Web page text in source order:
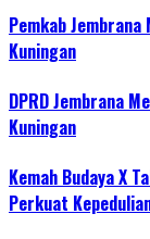
Pemkab
Kuningan
DPRD Jembrana
Kuningan
Kemah Budaya X
Perkuat